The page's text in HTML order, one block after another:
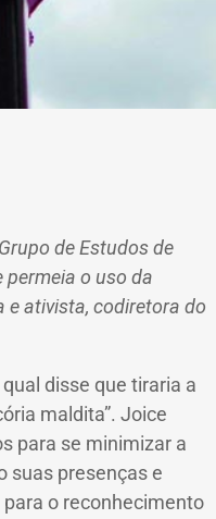
de Estudos de
permeia o uso da
e ativista, codiretora do
disse que tiraria a
maldita”. Joice
​​para se minimizar a
suas presenças e
o reconhecimento